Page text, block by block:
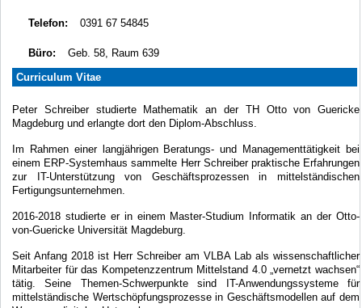
Telefon: 0391 67 54845
Büro:
Geb. 58, Raum 639
Curriculum Vitae
Peter Schreiber studierte Mathematik an der TH Otto von Guericke
Magdeburg und erlangte dort den Diplom-Abschluss.
Im Rahmen einer langjährigen Beratungs- und Managementtätigkeit bei
einem ERP-Systemhaus sammelte Herr Schreiber praktische Erfahrungen
zur IT-Unterstützung von Geschäftsprozessen in mittelständischen
Fertigungsunternehmen.
2016-2018 studierte er in einem Master-Studium Informatik an der Otto-
von-Guericke Universität Magdeburg.
Seit Anfang 2018 ist Herr Schreiber am VLBA Lab als wissenschaftlicher
Mitarbeiter für das Kompetenzzentrum Mittelstand 4.0 „vernetzt wachsen“
tätig. Seine Themen-Schwerpunkte sind IT-Anwendungssysteme für
mittelständische Wertschöpfungsprozesse in Geschäftsmodellen auf dem